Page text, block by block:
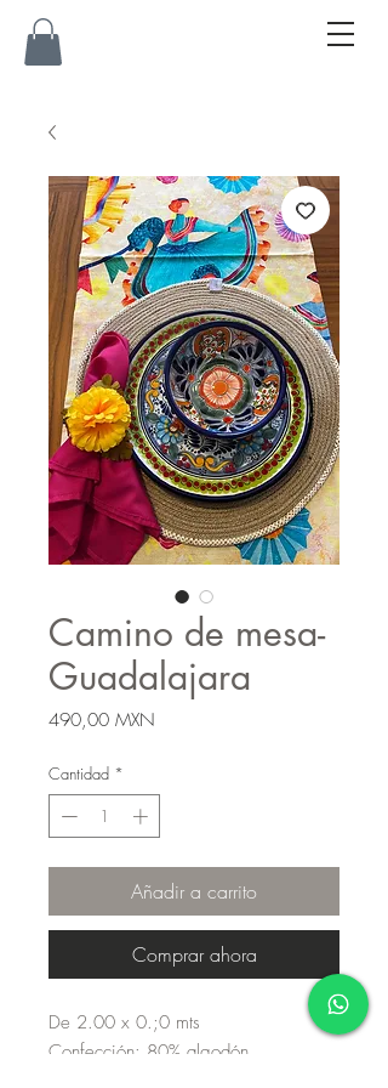
Camino de mesa-
Guadalajara
490,00 MXN
Cantidad *
Añadir a carrito
Comprar ahora
De 2.00 x 0.;0 mts
Confección: 80% algodón